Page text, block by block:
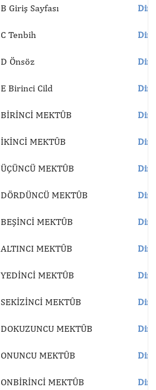
B Giriş Sayfası
C Tenbih
D Önsöz
E Birinci Cild
BİRİNCİ MEKTÛB
İKİNCİ MEKTÛB
ÜÇÜNCÜ MEKTÛB
DÖRDÜNCÜ MEKTÛB
BEŞİNCİ MEKTÛB
ALTINCI MEKTÛB
YEDİNCİ MEKTÛB
SEKİZİNCİ MEKTÛB
DOKUZUNCU MEKTÛB
ONUNCU MEKTÛB
ONBİRİNCİ MEKTÛB